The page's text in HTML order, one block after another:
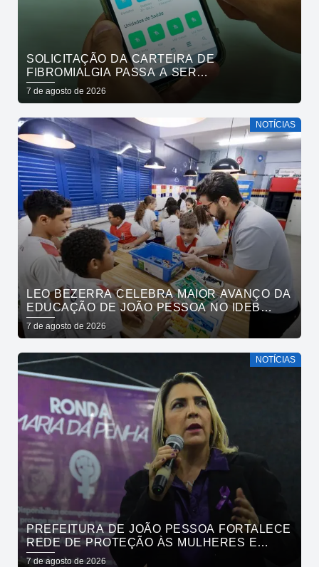
SOLICITAÇÃO DA CARTEIRA DE
FIBROMIALGIA PASSA A SER
EXCLUSIVAMENTE PELO APLICATIVO JOÃO
PESSOA NA PALMA DA MÃO
7 de agosto de 2026
NOTÍCIAS
LEO BEZERRA CELEBRA MAIOR AVANÇO DA
EDUCAÇÃO DE JOÃO PESSOA NO IDEB
ENTRE CAPITAIS DO NORDESTE
7 de agosto de 2026
NOTÍCIAS
PREFEITURA DE JOÃO PESSOA FORTALECE
REDE DE PROTEÇÃO ÀS MULHERES E
ENTENDE QUE ACOLHER É SALVAR VIDAS
7 de agosto de 2026